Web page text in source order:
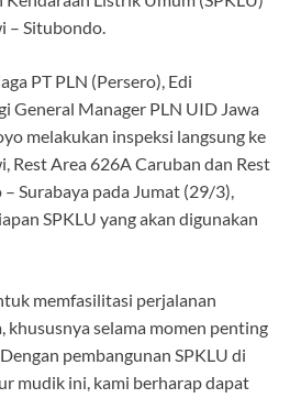
– Situbondo.
PT PLN (Persero), Edi
General Manager PLN UID Jawa
melakukan inspeksi langsung ke
Rest Area 626A Caruban dan Rest
Surabaya pada Jumat (29/3),
SPKLU yang akan digunakan
memfasilitasi perjalanan
khususnya selama momen penting
pembangunan SPKLU di
mudik ini, kami berharap dapat